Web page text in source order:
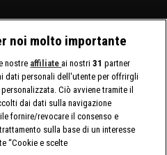
noi molto importante
nostre affiliate ai nostri31 partner
dati personali dell'utente per offrirgli
Ciò avviene tramite il
dai dati sulla navigazione
fornire/revocare il consenso e
sulla base di un interesse
“Cookie e scelte